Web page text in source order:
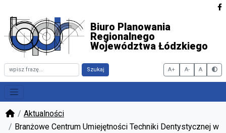
Biuro Planowania
Regionalnego
Województwa Łódzkiego
Szukaj A+ A-
A
Aktualności
Branżowe Centrum Umiejętności Techniki Dentystycznej w